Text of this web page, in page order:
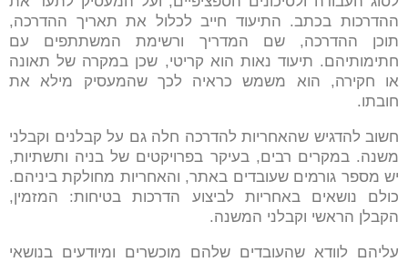
ההדרכות בכתב. התיעוד חייב לכלול את תאריך ההדרכה,
תוכן ההדרכה, שם המדריך ורשימת המשתתפים עם
חתימותיהם. תיעוד נאות הוא קריטי, שכן במקרה של תאונה
או חקירה, הוא משמש כראיה לכך שהמעסיק מילא את
חובתו.
חשוב להדגיש שהאחריות להדרכה חלה גם על קבלנים וקבלני
משנה. במקרים רבים, בעיקר בפרויקטים של בניה ותשתיות,
יש מספר גורמים שעובדים באתר, והאחריות מחולקת ביניהם.
כולם נושאים באחריות לביצוע הדרכות בטיחות: המזמין,
הקבלן הראשי וקבלני המשנה.
עליהם לוודא שהעובדים שלהם מוכשרים ומיודעים בנושאי